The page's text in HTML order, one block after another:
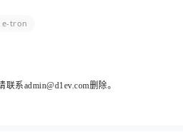
e-tron
系admin@d1ev.com删除。